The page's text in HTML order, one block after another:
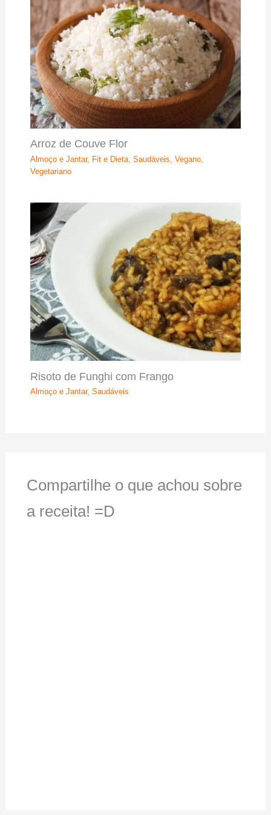
Arroz de Couve Flor
Almoço e Jantar, Fit e Dieta, Saudáveis Vegano,
Vegetariano
Risoto de Funghi com Frango
Almoço e Jantar, Saudáveis
Compartilhe o que achou sobre
a receita! =D